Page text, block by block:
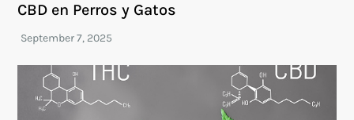
CBD en Perros y Gatos